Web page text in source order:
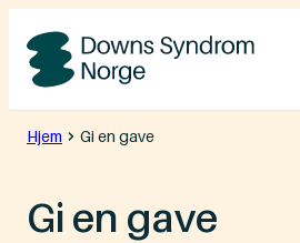
Hopp
Downs
Syndrom
Hjem Gi en gave
Gi en gave